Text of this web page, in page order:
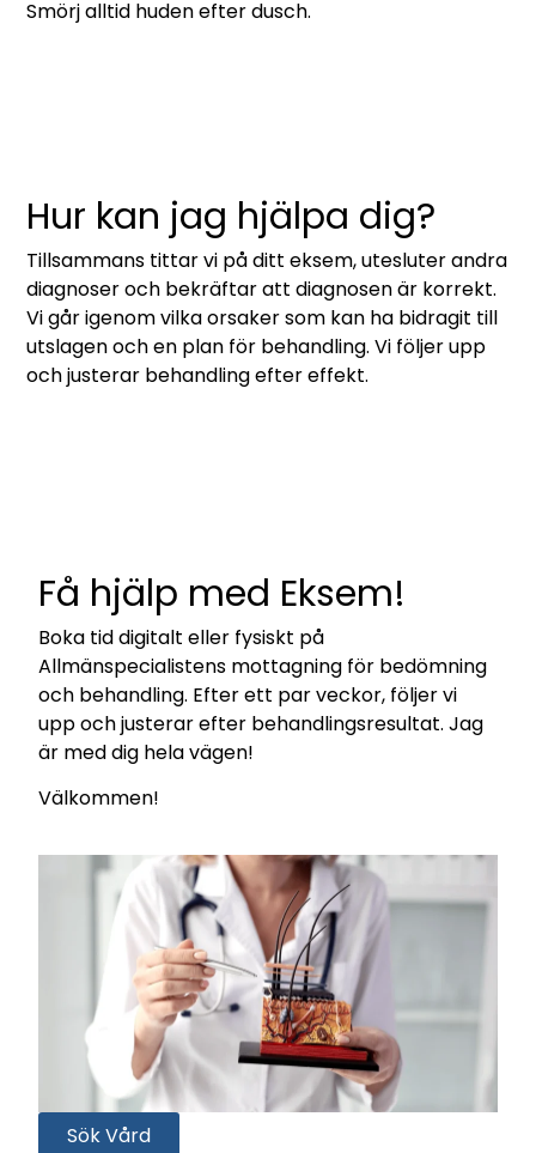
Smörj alltid huden efter dusch.
Hur kan jag hjälpa dig?
Tillsammans tittar vi på ditt eksem, utesluter andra
diagnoser och bekräftar att diagnosen är korrekt.
Vi går igenom vilka orsaker som kan ha bidragit till
utslagen och en plan för behandling. Vi följer upp
och justerar behandling efter effekt.
Få hjälp med Eksem!
Boka tid digitalt eller fysiskt på
Allmänspecialistens mottagning för bedömning
och behandling. Efter ett par veckor, följer vi
upp och justerar efter behandlingsresultat. Jag
är med dig hela vägen!
Välkommen!
Sök Vård